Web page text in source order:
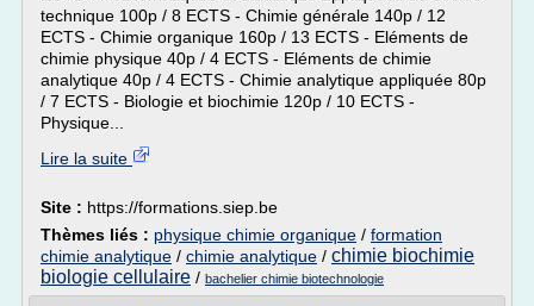
technique 100p / 8 ECTS - Chimie générale 140p / 12
ECTS - Chimie organique 160p / 13 ECTS - Eléments de
chimie physique 40p / 4 ECTS - Eléments de chimie
analytique 40p / 4 ECTS - Chimie analytique appliquée 80p
/ 7 ECTS - Biologie et biochimie 120p / 10 ECTS -
Physique...
Lire la suite
Site : https://formations.siep.be
Thèmes liés : physique chimie organique / formation
chimie analytique / chimie analytique / chimie biochimie
biologie cellulaire / bachelier chimie biotechnologie